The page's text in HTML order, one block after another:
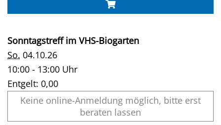
Sonntagstreff im VHS-Biogarten
So. 04.10.26
10:00 - 13:00 Uhr
Entgelt: 0,00
Keine online-Anmeldung möglich, bitte erst
beraten lassen